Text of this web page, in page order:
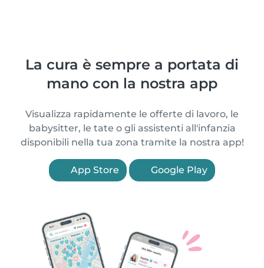
La cura è sempre a portata di
mano con la nostra app
Visualizza rapidamente le offerte di lavoro, le
babysitter, le tate o gli assistenti all'infanzia
disponibili nella tua zona tramite la nostra app!
App Store Google Play